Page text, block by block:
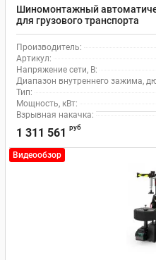
Шиномонтажный
для грузового транспорта
Производитель:
Артикул:
Напряжение сети, В:
Диапазон внутреннего зажима,
Тип:
Мощность, кВт:
Взрывная накачка:
1 311 561 руб
Видеообзор